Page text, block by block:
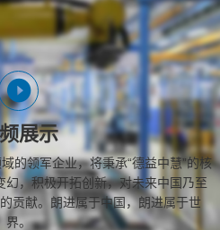
展示
的领军企业，将秉承“德益中慧”的核
，积极开拓创新，对未来中国乃至
贡献。朗进属于中国，朗进属于世
界。